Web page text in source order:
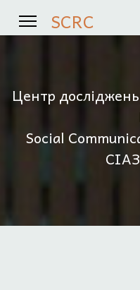
SCRC
Центр досліджень
Social